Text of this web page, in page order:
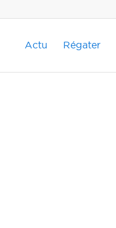
Actu Régater